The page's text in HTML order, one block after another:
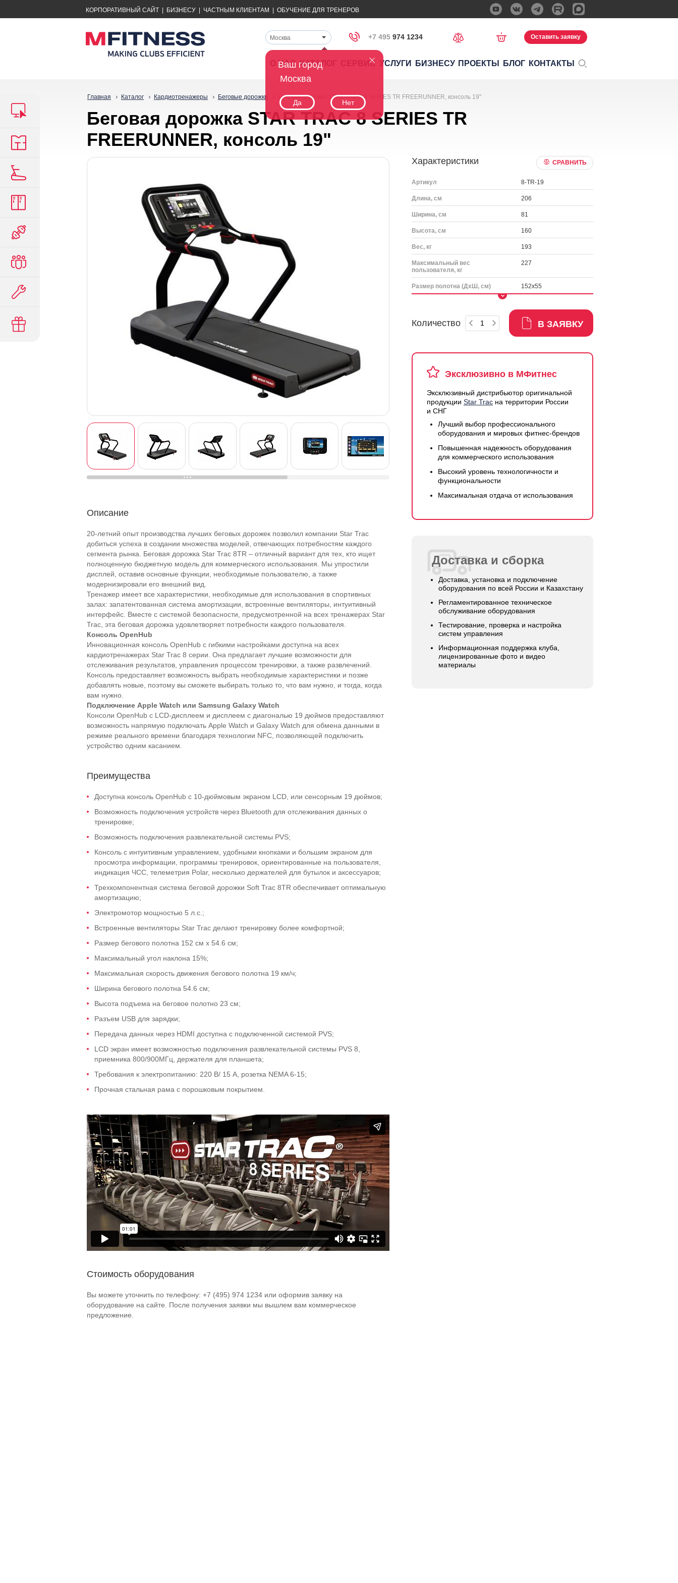
КОРПОРАТИВНЫЙ САЙТ БИЗНЕСУ ЧАСТНЫМ КЛИЕНТАМ ОБУЧЕНИЕ ДЛЯ ТРЕНЕРОВ
Ваш город
Москва
Да Нет
Москва +7 495 974 1234 Оставить заявку
О НАС КАТАЛОГ СЕРВИС УСЛУГИ БИЗНЕСУ ПРОЕКТЫ БЛОГ КОНТАКТЫ
Главная Каталог Кардиотренажеры Беговые дорожки Беговая дорожка STAR TRAC 8 SERIES TR FREERUNNER, консоль 19"
Беговая дорожка STAR TRAC 8 SERIES TR
FREERUNNER, консоль 19"
Характеристики СРАВНИТЬ
Артикул 8-TR-19
Длина, см 206
Ширина, см 81
Высота, см 160
Вес, кг 193
Максимальный вес
пользователя, кг
227
Размер полотна (ДхШ, см) 152х55
Количество В ЗАЯВКУ
Эксклюзивно в МФитнес
Эксклюзивный дистрибьютор оригинальной
продукции Star Trac на территории России
и СНГ
Лучший выбор профессионального
оборудования и мировых фитнес-брендов
Повышенная надежность оборудования
для коммерческого использования
Высокий уровень технологичности и
функциональности
Максимальная отдача от использования
Доставка и сборка
Доставка, установка и подключение
оборудования по всей России и Казахстану
Регламентированное техническое
обслуживание оборудования
Тестирование, проверка и настройка
систем управления
Информационная поддержка клуба,
лицензированные фото и видео
материалы
Описание
20-летний опыт производства лучших беговых дорожек позволил компании Star Trac
добиться успеха в создании множества моделей, отвечающих потребностям каждого
сегмента рынка. Беговая дорожка Star Trac 8TR – отличный вариант для тех, кто ищет
полноценную бюджетную модель для коммерческого использования. Мы упростили
дисплей, оставив основные функции, необходимые пользователю, а также
модернизировали его внешний вид.
Тренажер имеет все характеристики, необходимые для использования в спортивных
залах: запатентованная система амортизации, встроенные вентиляторы, интуитивный
интерфейс. Вместе с системой безопасности, предусмотренной на всех тренажерах Star
Trac, эта беговая дорожка удовлетворяет потребности каждого пользователя.
Консоль OpenHub
Инновационная консоль OpenHub с гибкими настройками доступна на всех
кардиотренажерах Star Trac 8 серии. Она предлагает лучшие возможности для
отслеживания результатов, управления процессом тренировки, а также развлечений.
Консоль предоставляет возможность выбрать необходимые характеристики и позже
добавлять новые, поэтому вы сможете выбирать только то, что вам нужно, и тогда, когда
вам нужно.
Подключение Apple Watch или Samsung Galaxy Watch
Консоли OpenHub с LCD-дисплеем и дисплеем с диагональю 19 дюймов предоставляют
возможность напрямую подключать Apple Watch и Galaxy Watch для обмена данными в
режиме реального времени благодаря технологии NFC, позволяющей подключить
устройство одним касанием.
Преимущества
Доступна консоль OpenHub с 10-дюймовым экраном LCD, или сенсорным 19 дюймов;
Возможность подключения устройств через Bluetooth для отслеживания данных о
тренировке;
Возможность подключения развлекательной системы PVS;
Консоль с интуитивным управлением, удобными кнопками и большим экраном для
просмотра информации, программы тренировок, ориентированные на пользователя,
индикация ЧСС, телеметрия Polar, несколько держателей для бутылок и аксессуаров;
Трехкомпонентная система беговой дорожки Soft Trac 8TR обеспечивает оптимальную
амортизацию;
Электромотор мощностью 5 л.с.;
Встроенные вентиляторы Star Trac делают тренировку более комфортной;
Размер бегового полотна 152 см x 54.6 см;
Максимальный угол наклона 15%;
Максимальная скорость движения бегового полотна 19 км/ч;
Ширина бегового полотна 54.6 см;
Высота подъема на беговое полотно 23 см;
Разъем USB для зарядки;
Передача данных через HDMI доступна с подключенной системой PVS;
LCD экран имеет возможностью подключения развлекательной системы PVS 8,
приемника 800/900МГц, держателя для планшета;
Требования к электропитанию: 220 В/ 15 А, розетка NEMA 6-15;
Прочная стальная рама с порошковым покрытием.
Стоимость оборудования
Вы можете уточнить по телефону: +7 (495) 974 1234 или оформив заявку на
оборудование на сайте. После получения заявки мы вышлем вам коммерческое
предложение.